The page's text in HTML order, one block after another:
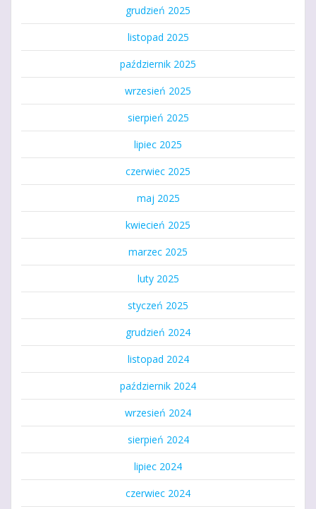
grudzień 2025
listopad 2025
październik 2025
wrzesień 2025
sierpień 2025
lipiec 2025
czerwiec 2025
maj 2025
kwiecień 2025
marzec 2025
luty 2025
styczeń 2025
grudzień 2024
listopad 2024
październik 2024
wrzesień 2024
sierpień 2024
lipiec 2024
czerwiec 2024